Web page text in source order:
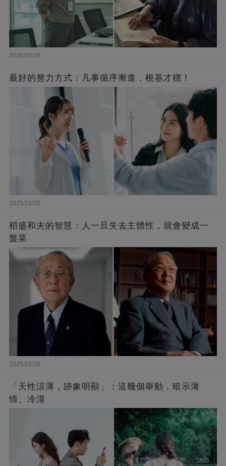
2025/10/29
最好的努力方式：凡事循序漸進，根基才穩！
2025/10/28
稻盛和夫的智慧：人一旦失去主體性，就會變成一
盤菜
2025/10/28
「天性涼薄，跡象明顯」：這幾個舉動，暗示薄
情、冷漠